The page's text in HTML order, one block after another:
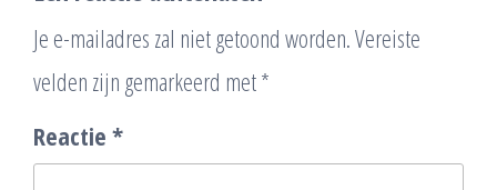
Je e-mailadres zal niet getoond worden.Vereiste
velden zijn gemarkeerd met*
Reactie *